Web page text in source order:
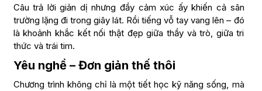
Câu trả lời giản dị nhưng đầy cảm xúc ấy khiến cả sân
trường lặng đi trong giây lát. Rồi tiếng vỗ tay vang lên – đó
là khoảnh khắc kết nối thật đẹp giữa thầy và trò, giữa tri
thức và trái tim.
Yêu nghề – Đơn giản thế thôi
Chương trình không chỉ là một tiết học kỹ năng sống, mà